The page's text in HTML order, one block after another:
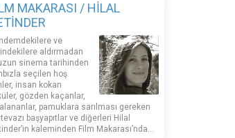
MAKARASI / HİLAL
ve
aldırmadan
sinema tarihinden
seçilen hoş
insan kokan
gözden kaçanlar,
pamuklara sarılması gereken
başyapıtlar ve diğerleri Hilal
kaleminden Film Makarası’nda…